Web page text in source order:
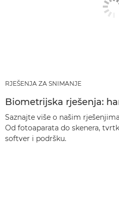
RJEŠENJA ZA SNIMANJE
Biometrijska rješenja:
Saznajte više o našim
Od fotoaparata do skenera,
softver i podršku.